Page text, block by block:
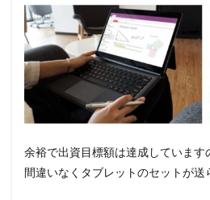
余裕で出資目標額は達成していま
間違いなくタブレットのセットが送